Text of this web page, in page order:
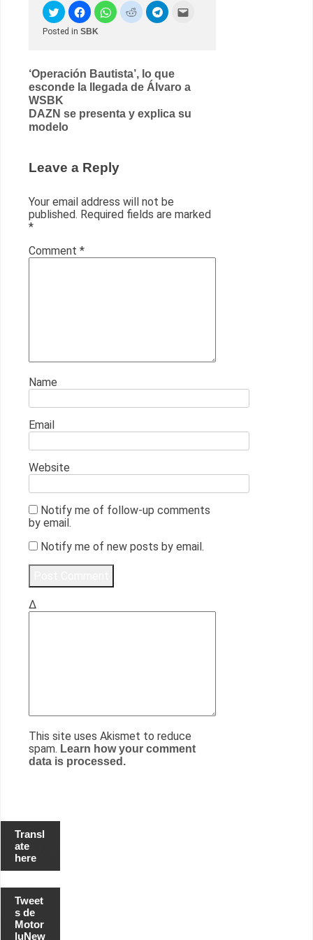
Posted in SBK
Post
navigation
‘Operación Bautista’, lo que
esconde la llegada de Álvaro a
WSBK
DAZN se presenta y explica su
modelo
Leave a Reply
Your email address will not be
published. Required fields are marked
*
Comment *
Name
Email
Website
Notify me of follow-up comments
by email.
Notify me of new posts by email.
Δ
This site uses Akismet to reduce
spam. Learn how your comment
data is processed.
Transl
ate
here
Tweet
s de
Motor
luNew